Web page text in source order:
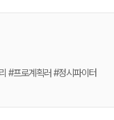
#프로계획러 #정시파이터